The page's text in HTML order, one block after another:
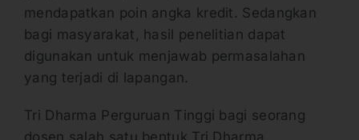
mendapatkan poin angka kredit. Sedangkan
bagi masyarakat, hasil penelitian dapat
digunakan untuk menjawab permasalahan
yang terjadi di lapangan.
Tri Dharma Perguruan Tinggi bagi seorang
dosen salah satu bentuk Tri Dharma